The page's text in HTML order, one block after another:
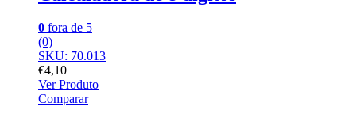
0 fora de 5
(0)
SKU: 70.013
€4,10
Ver Produto
Comparar